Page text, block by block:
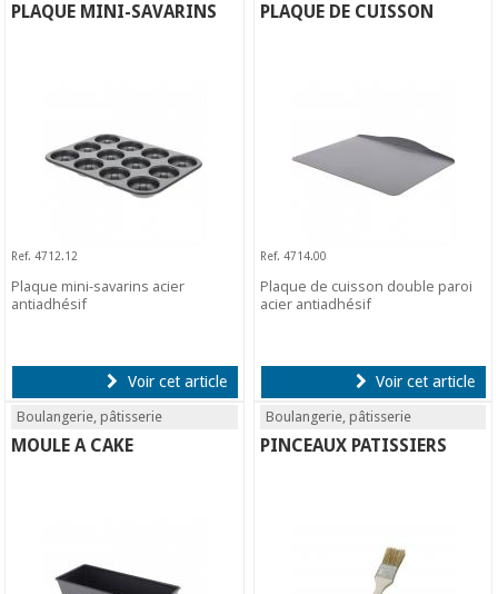
PLAQUE MINI-SAVARINS
Ref. 4712.12
Plaque mini-savarins acier
antiadhésif
Voir cet article
PLAQUE DE CUISSON
Ref. 4714.00
Plaque de cuisson double paroi
acier antiadhésif
Voir cet article
Boulangerie, pâtisserie
MOULE A CAKE
Boulangerie, pâtisserie
PINCEAUX PATISSIERS